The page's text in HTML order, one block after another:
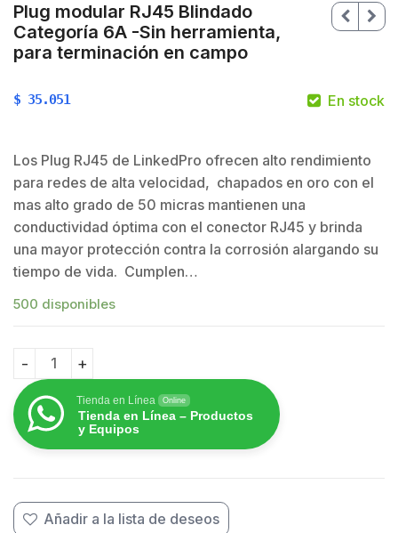
Plug modular RJ45 Blindado
Categoría 6A -Sin herramienta,
para terminación en campo
$
$ 35.051 En stock
Los Plug RJ45 de LinkedPro ofrecen alto rendimiento
para redes de alta velocidad, chapados en oro con el
mas alto grado de 50 micras mantienen una
conductividad óptima con el conector RJ45 y brinda
una mayor protección contra la corrosión alargando su
tiempo de vida. Cumplen…
500 disponibles
Plug modular RJ45 Blindado Categoría 6A -Sin
Tienda en Línea Online
Tienda en Línea – Productos
y Equipos
Añadir a la lista de deseos